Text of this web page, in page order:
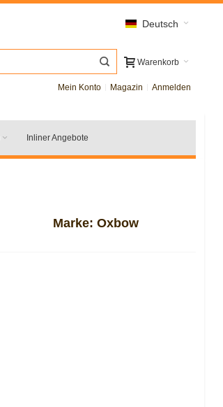
Deutsch
Warenkorb
Mein Konto Magazin Anmelden
Inliner Angebote
Marke:Oxbow